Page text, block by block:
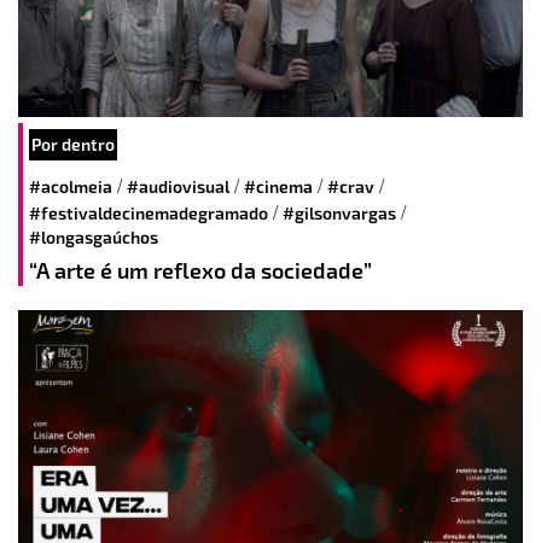
Por dentro
#acolmeia /#audiovisual/#cinema /#crav /
#festivaldecinemadegramado /#gilsonvargas /
#longasgaúchos
“A arte é um reflexo da sociedade”